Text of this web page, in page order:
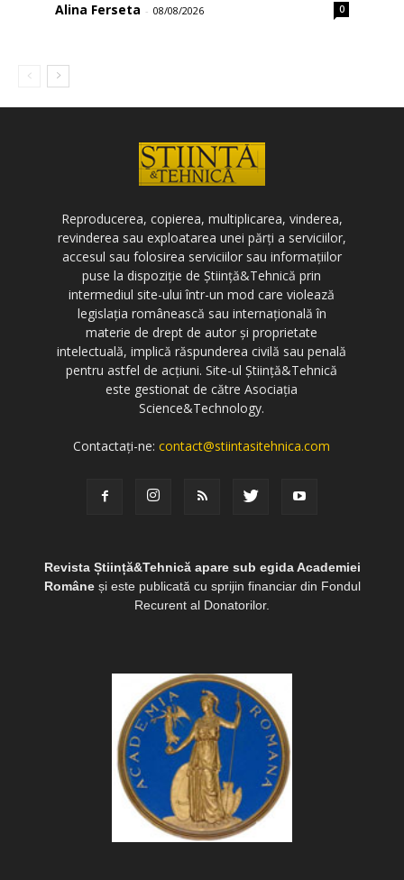
Alina Ferseta - 08/08/2026 0
Reproducerea, copierea, multiplicarea, vinderea,
revinderea sau exploatarea unei părți a serviciilor,
accesul sau folosirea serviciilor sau informațiilor
puse la dispoziție de Știință&Tehnică prin
intermediul site-ului într-un mod care violează
legislația românească sau internațională în
materie de drept de autor și proprietate
intelectuală, implică răspunderea civilă sau penală
pentru astfel de acțiuni. Site-ul Știință&Tehnică
este gestionat de către Asociația
Science&Technology.
Contactați-ne:contact@stiintasitehnica.com
Revista Știință&Tehnică apare sub egida Academiei
Româneși este publicată cu sprijin financiar din Fondul
Recurent al Donatorilor.